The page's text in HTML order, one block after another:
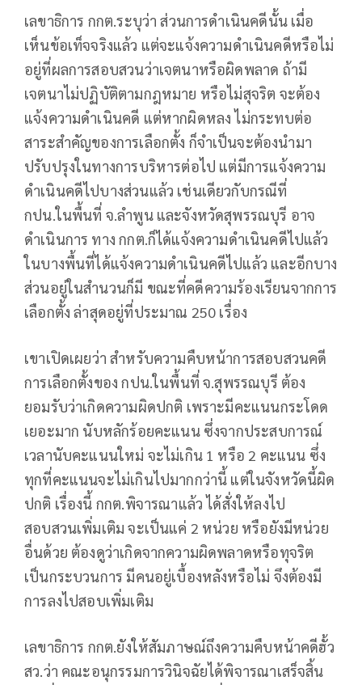
เลขาธิการ กกต.ระบุว่า ส่วนการดำเนินคดีนั้น เมื่อ
เห็นข้อเท็จจริงแล้ว แต่จะแจ้งความดำเนินคดีหรือไม่
อยู่ที่ผลการสอบสวนว่าเจตนาหรือผิดพลาด ถ้ามี
เจตนาไม่ปฏิบัติตามกฎหมาย หรือไม่สุจริต จะต้อง
แจ้งความดำเนินคดี แต่หากผิดหลง ไม่กระทบต่อ
สาระสำคัญของการเลือกตั้ง ก็จำเป็นจะต้องนำมา
ปรับปรุงในทางการบริหารต่อไป แต่มีการแจ้งความ
ดำเนินคดีไปบางส่วนแล้ว เช่นเดียวกับกรณีที่
กปน.ในพื้นที่ จ.ลำพูน และจังหวัดสุพรรณบุรี อาจ
ดำเนินการ ทาง กกต.ก็ได้แจ้งความดำเนินคดีไปแล้ว
ในบางพื้นที่ได้แจ้งความดำเนินคดีไปแล้ว และอีกบาง
ส่วนอยู่ในสำนวนก็มี ขณะที่คดีความร้องเรียนจากการ
เลือกตั้ง ล่าสุดอยู่ที่ประมาณ 250 เรื่อง
เขาเปิดเผยว่า สำหรับความคืบหน้าการสอบสวนคดี
การเลือกตั้งของ กปน.ในพื้นที่ จ.สุพรรณบุรี ต้อง
ยอมรับว่าเกิดความผิดปกติ เพราะมีคะแนนกระโดด
เยอะมาก นับหลักร้อยคะแนน ซึ่งจากประสบการณ์
เวลานับคะแนนใหม่ จะไม่เกิน 1 หรือ 2 คะแนน ซึ่ง
ทุกที่คะแนนจะไม่เกินไปมากกว่านี้ แต่ในจังหวัดนี้ผิด
ปกติ เรื่องนี้ กกต.พิจารณาแล้ว ได้สั่งให้ลงไป
สอบสวนเพิ่มเติม จะเป็นแค่ 2 หน่วย หรือยังมีหน่วย
อื่นด้วย ต้องดูว่าเกิดจากความผิดพลาดหรือทุจริต
เป็นกระบวนการ มีคนอยู่เบื้องหลังหรือไม่ จึงต้องมี
การลงไปสอบเพิ่มเติม
เลขาธิการ กกต.ยังให้สัมภาษณ์ถึงความคืบหน้าคดีฮั้ว
สว.ว่า คณะอนุกรรมการวินิจฉัยได้พิจารณาเสร็จสิ้น